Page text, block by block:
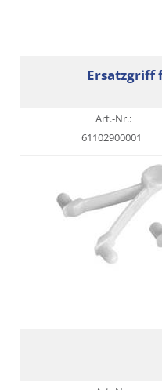
Ersatzgriff
Art.-Nr.:
61102900001